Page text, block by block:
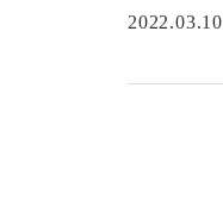
2022.03.10